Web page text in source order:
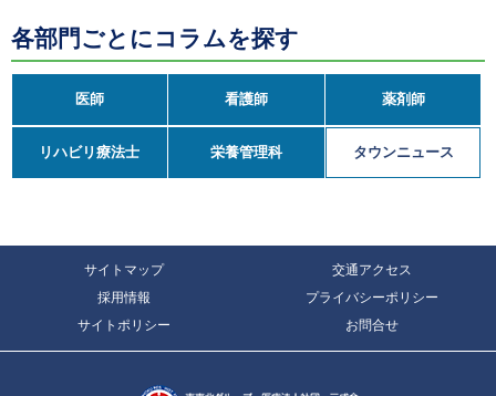
各部門ごとにコラムを探す
医師 看護師 薬剤師
リハビリ療法士 栄養管理科 タウンニュース
サイトマップ 交通アクセス
採用情報 プライバシーポリシー
サイトポリシー お問合せ